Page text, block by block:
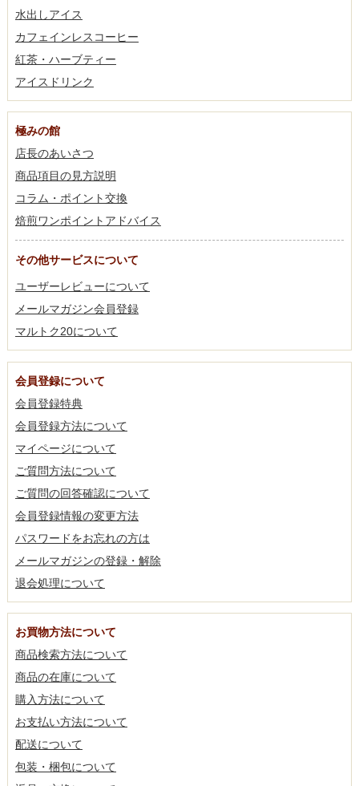
水出しアイス
カフェインレスコーヒー
紅茶・ハーブティー
アイスドリンク
極みの館
店長のあいさつ
商品項目の見方説明
コラム・ポイント交換
焙煎ワンポイントアドバイス
その他サービスについて
ユーザーレビューについて
メールマガジン会員登録
マルトク20について
会員登録について
会員登録特典
会員登録方法について
マイページについて
ご質問方法について
ご質問の回答確認について
会員登録情報の変更方法
パスワードをお忘れの方は
メールマガジンの登録・解除
退会処理について
お買物方法について
商品検索方法について
商品の在庫について
購入方法について
お支払い方法について
配送について
包装・梱包について